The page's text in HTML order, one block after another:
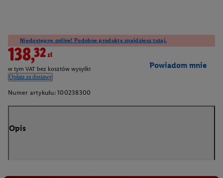
Niedostępny online! Podobne produkty znajdziesz tutaj.
138,32zł
w tym VAT bez kosztów wysyłki
Opłata za dostawę
Powiadom mnie
Numer artykułu: 100238300
Opis